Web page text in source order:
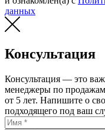
данных
Консультация
Консультация — это
менеджеры по
от 5 лет. Напишите о
подходящего под ваш